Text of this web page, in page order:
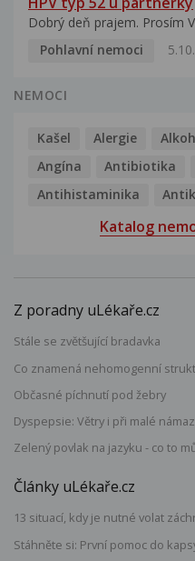
Dobrý deň prajem. Prosím
Pohlavní nemoci
NEMOCI
Kašel Alergie
Angína
Antibiotika
Antihistaminika
Katalog
Z poradny uLékaře.cz
Stále se zvětšující bradavka
Co znamená nehomogenní
Občasné píchnutí pod žebry
Dyspepsie: Větry i při malé
Zelený povlak na jazyku - co to
Články uLékaře.cz
13 situací, kdy je nutné volat
Stáhněte si: První pomoc do